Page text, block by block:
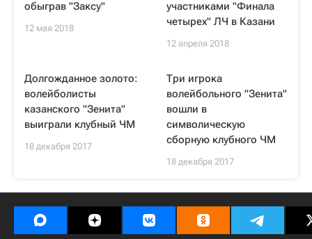
обыграв "Заксу"
12 мая 2018
участниками "Финала
четырех" ЛЧ в Казани
12 апреля 2018
Долгожданное золото:
волейболисты
казанского "Зенита"
выиграли клубный ЧМ
18 декабря 2017
Три игрока
волейбольного "Зенита"
вошли в
символическую
сборную клубного ЧМ
18 декабря 2017